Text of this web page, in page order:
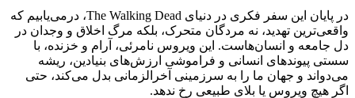
در پایان این سفر فکری در دنیای The Walking Dead، درمی‌یابیم که
واقعی‌ترین تهدید، نه مردگان متحرک، بلکه مرگ اخلاق و وجدان در
دل جامعه و انسان‌هاست. این ویروس نامرئی، آرام و خزنده، با
سستی پیوندهای انسانی و فراموشی ارزش‌های بنیادین، ریشه
می‌دواند و جهان ما را به سرزمینی آخرالزمانی بدل می‌کند، حتی
اگر هیچ ویروس یا بلای طبیعی رخ ندهد.